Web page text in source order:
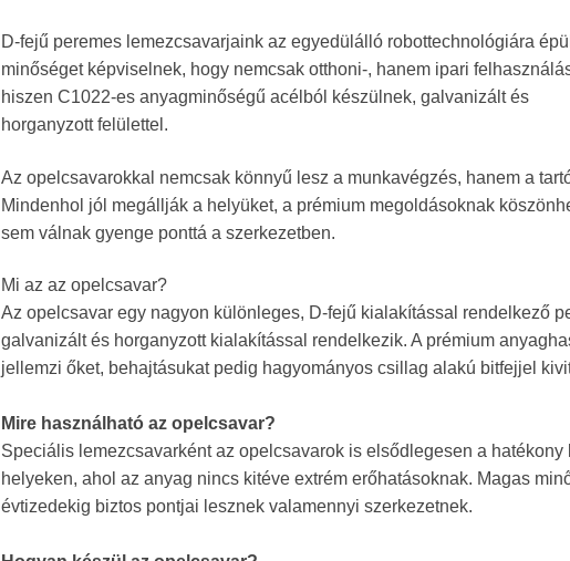
D-fejű peremes lemezcsavarjaink az egyedülálló robottechnológiára
minőséget képviselnek, hogy nemcsak otthoni-, hanem ipari
hiszen C1022-es anyagminőségű acélból készülnek, galvanizált és
horganyzott felülettel.
Az opelcsavarokkal nemcsak könnyű lesz a munkavégzés, hanem a
Mindenhol jól megállják a helyüket, a prémium megoldásoknak
sem válnak gyenge ponttá a szerkezetben.
Mi az az opelcsavar?
Az opelcsavar egy nagyon különleges, D-fejű kialakítással rendelkező
galvanizált és horganyzott kialakítással rendelkezik. A prémium
jellemzi őket, behajtásukat pedig hagyományos csillag alakú bitfejjel
Mire használható az opelcsavar?
Speciális lemezcsavarként az opelcsavarok is elsődlegesen a
helyeken, ahol az anyag nincs kitéve extrém erőhatásoknak. Magas
évtizedekig biztos pontjai lesznek valamennyi szerkezetnek.